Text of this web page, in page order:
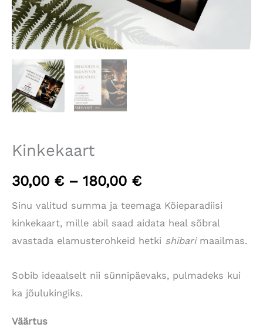
Kinkekaart
30,00 € – 180,00 €Price
range:
30,00 €
180,00 €
Sinu valitud summa ja teemaga Köieparadiisi
kinkekaart, mille abil saad aidata heal sõbral
avastada elamusterohkeid hetki shibarimaailmas.
Sobib ideaalselt nii sünnipäevaks, pulmadeks kui
ka jõulukingiks.
Väärtus